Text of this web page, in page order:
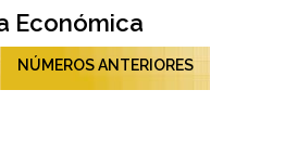
Económica
NÚMEROS ANTERIORES